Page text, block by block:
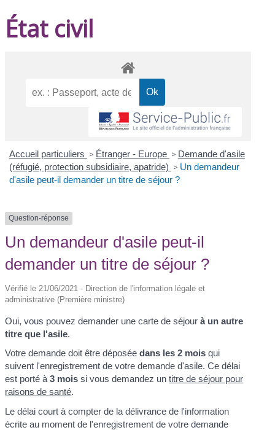
État civil
Accueil particuliers > Étranger - Europe > Demande d'asile
(réfugié, protection subsidiaire, apatride) > Un demandeur
d'asile peut-il demander un titre de séjour ?
Question-réponse
Un demandeur d'asile peut-il
demander un titre de séjour ?
Vérifié le 21/06/2021 - Direction de l'information légale et
administrative (Première ministre)
Oui, vous pouvez demander une carte de séjourà un autre
titre que l'asile.
Votre demande doit être déposéedans les 2 mois qui
suivent l'enregistrement de votre demande d'asile. Ce délai
est porté à3 mois si vous demandez untitre de séjour pour
raisons de santé.
Le délai court à compter de la délivrance de l'information
écrite au moment de l'enregistrement de votre demande